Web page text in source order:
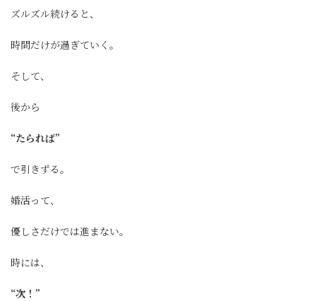
ズルズル続けると、
時間だけが過ぎていく。
そして、
後から
“たられば”
で引きずる。
婚活って、
優しさだけでは進まない。
時には、
“次！”